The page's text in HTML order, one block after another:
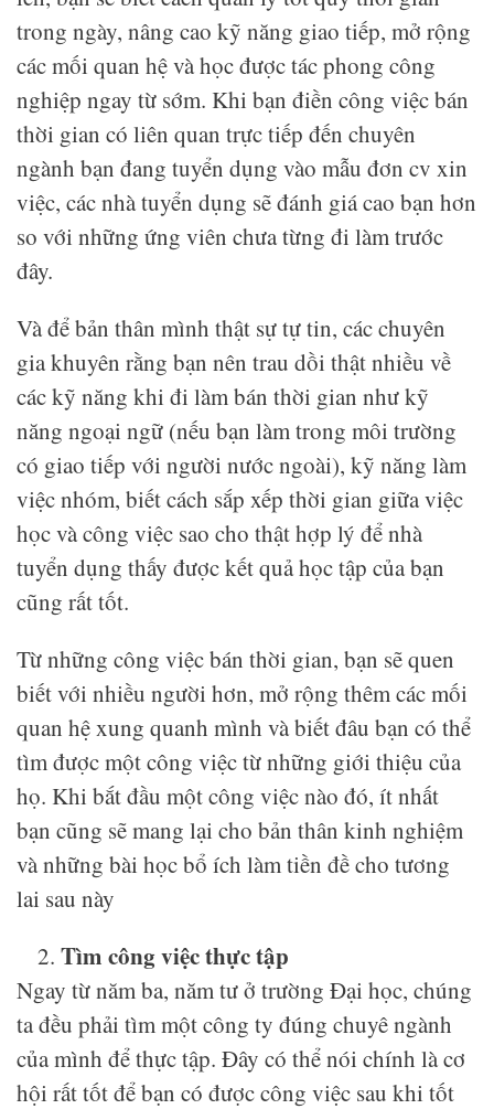
trong ngày, nâng cao kỹ năng giao tiếp, mở rộng
các mối quan hệ và học được tác phong công
nghiệp ngay từ sớm. Khi bạn điền công việc bán
thời gian có liên quan trực tiếp đến chuyên
ngành bạn đang tuyển dụng vào mẫu đơn cv xin
việc, các nhà tuyển dụng sẽ đánh giá cao bạn hơn
so với những ứng viên chưa từng đi làm trước
đây.
Và để bản thân mình thật sự tự tin, các chuyên
gia khuyên rằng bạn nên trau dồi thật nhiều về
các kỹ năng khi đi làm bán thời gian như kỹ
năng ngoại ngữ (nếu bạn làm trong môi trường
có giao tiếp với người nước ngoài), kỹ năng làm
việc nhóm, biết cách sắp xếp thời gian giữa việc
học và công việc sao cho thật hợp lý để nhà
tuyển dụng thấy được kết quả học tập của bạn
cũng rất tốt.
Từ những công việc bán thời gian, bạn sẽ quen
biết với nhiều người hơn, mở rộng thêm các mối
quan hệ xung quanh mình và biết đâu bạn có thể
tìm được một công việc từ những giới thiệu của
họ. Khi bắt đầu một công việc nào đó, ít nhất
bạn cũng sẽ mang lại cho bản thân kinh nghiệm
và những bài học bổ ích làm tiền đề cho tương
lai sau này
Tìm công việc thực tập
Ngay từ năm ba, năm tư ở trường Đại học, chúng
ta đều phải tìm một công ty đúng chuyê ngành
của mình để thực tập. Đây có thể nói chính là cơ
hội rất tốt để bạn có được công việc sau khi tốt